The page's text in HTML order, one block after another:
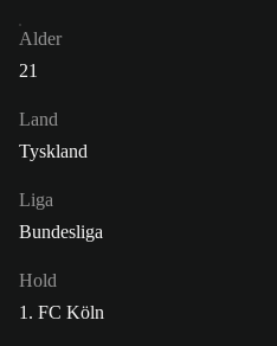
Alder
21
Land
Tyskland
Liga
Bundesliga
Hold
1. FC Köln